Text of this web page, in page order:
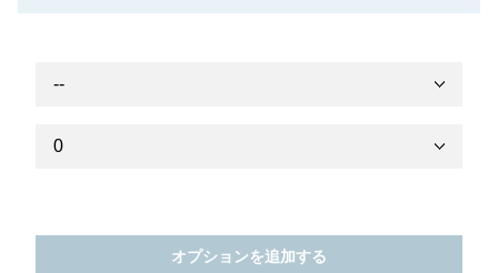
オプションを追加する